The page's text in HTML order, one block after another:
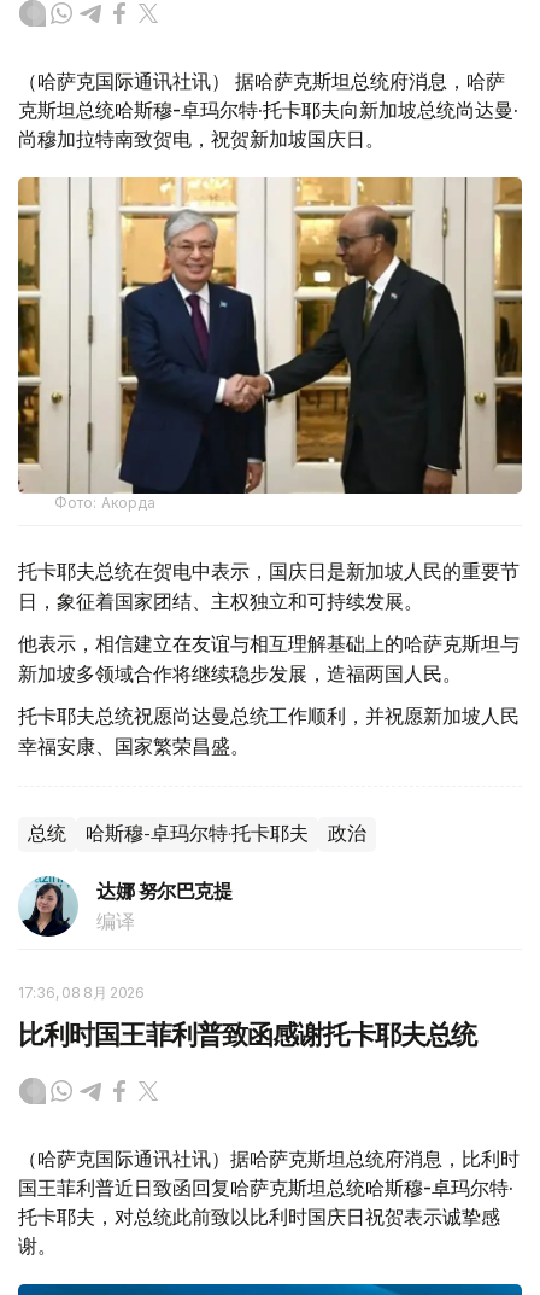
（哈萨克国际通讯社讯） 据哈萨克斯坦总统府消息，哈萨
克斯坦总统哈斯穆-卓玛尔特·托卡耶夫向新加坡总统尚达曼·
尚穆加拉特南致贺电，祝贺新加坡国庆日。
Фото: Акорда
托卡耶夫总统在贺电中表示，国庆日是新加坡人民的重要节
日，象征着国家团结、主权独立和可持续发展。
他表示，相信建立在友谊与相互理解基础上的哈萨克斯坦与
新加坡多领域合作将继续稳步发展，造福两国人民。
托卡耶夫总统祝愿尚达曼总统工作顺利，并祝愿新加坡人民
幸福安康、国家繁荣昌盛。
总统 哈斯穆-卓玛尔特·托卡耶夫 政治
达娜 努尔巴克提
编译
17:36, 08 8月 2026
比利时国王菲利普致函感谢托卡耶夫总统
（哈萨克国际通讯社讯）据哈萨克斯坦总统府消息，比利时
国王菲利普近日致函回复哈萨克斯坦总统哈斯穆-卓玛尔特·
托卡耶夫，对总统此前致以比利时国庆日祝贺表示诚挚感
谢。